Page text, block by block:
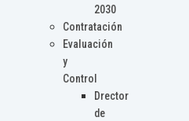
2030
Contratación
Evaluación
y
Control
Drector
de